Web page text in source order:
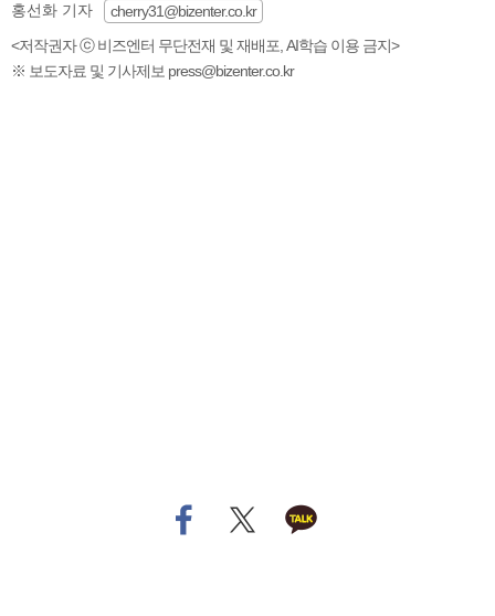
홍선화 기자
cherry31@bizenter.co.kr
<저작권자 ⓒ 비즈엔터 무단전재 및 재배포, AI학습 이용 금지>
※ 보도자료 및 기사제보 press@bizenter.co.kr